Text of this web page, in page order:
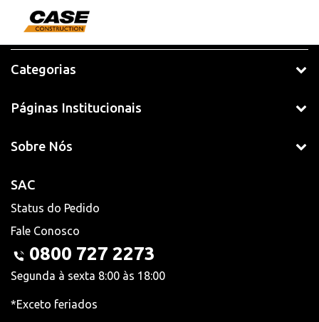
Categorias
Páginas Institucionais
Sobre Nós
SAC
Status do Pedido
Fale Conosco
0800 727 2273
Segunda à sexta 8:00 às 18:00
*Exceto feriados